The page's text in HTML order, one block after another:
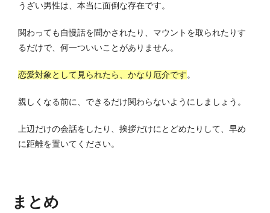
うざい男性は、本当に面倒な存在です。
関わっても自慢話を聞かされたり、マウントを取られたりす
るだけで、何一ついいことがありません。
恋愛対象として見られたら、かなり厄介です。
親しくなる前に、できるだけ関わらないようにしましょう。
上辺だけの会話をしたり、挨拶だけにとどめたりして、早め
に距離を置いてください。
まとめ